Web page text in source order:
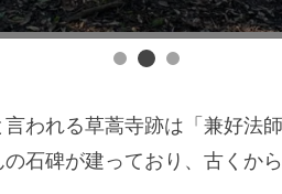
かなしさこほる 萩すすき」
われる草蒿寺跡は「兼好法
石碑が建っており、古くか